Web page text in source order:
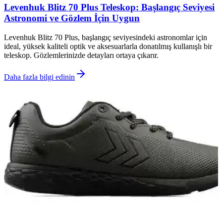
Levenhuk Blitz 70 Plus Teleskop: Başlangıç Seviyesi
Astronomi ve Gözlem İçin Uygun
Levenhuk Blitz 70 Plus, başlangıç seviyesindeki astronomlar için
ideal, yüksek kaliteli optik ve aksesuarlarla donatılmış kullanışlı bir
teleskop. Gözlemlerinizde detayları ortaya çıkarır.
Daha fazla bilgi edinin